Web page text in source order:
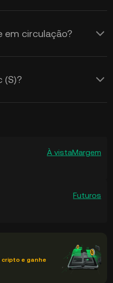
em circulação?
(S)?
À vistaMargem
Futuros
e ganhe